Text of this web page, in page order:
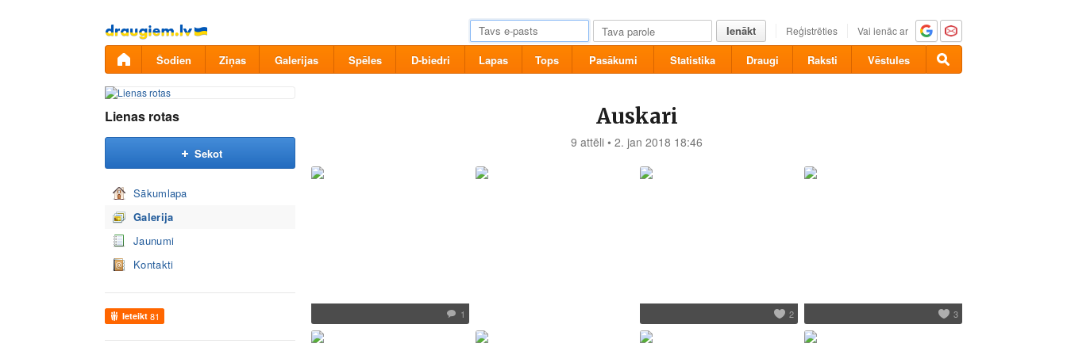
Pāriet
uz
saturu
Ienākt Reģistrēties Vai ienāc ar
Šodien Ziņas Galerijas Spēles D-biedri Lapas Tops Pasākumi Statistika Draugi Raksti Vēstules
Lienas rotas
Sekot
Sākumlapa
Galerija
Jaunumi
Kontakti
Ieteikt 81
Auskari
9 attēli • 2. jan 2018 18:46
1 2 3